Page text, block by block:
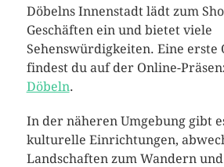
Döbelns Innenstadt lädt zum
Geschäften ein und bietet viele
Sehenswürdigkeiten. Eine
findest du auf der Online-
Döbeln.
In der näheren Umgebung gibt
kulturelle Einrichtungen,
Landschaften zum Wandern